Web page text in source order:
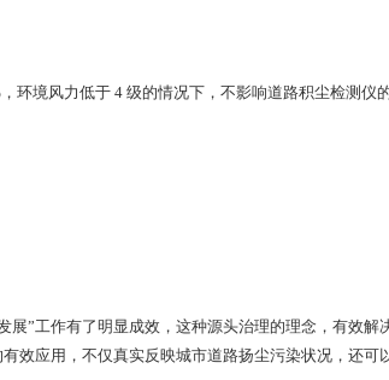
境风力低于 4 级的情况下，不影响道路积尘检测仪
”工作有了明显成效，这种源头治理的理念，有效解
效应用，不仅真实反映城市道路扬尘污染状况，还可